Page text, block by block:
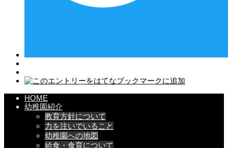
HOME
幼稚園紹介
教育方針について
力を注いでいること
幼稚園への地図
給食・食育について